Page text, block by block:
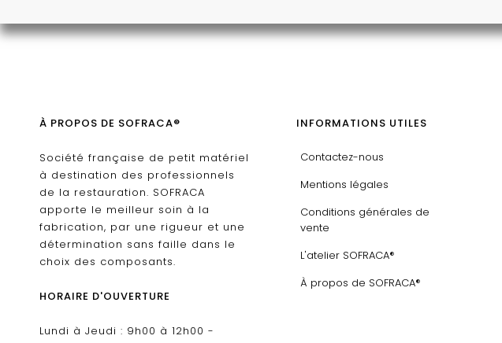
À PROPOS DE SOFRACA®
Société française de petit matériel
à destination des professionnels
de la restauration. SOFRACA
apporte le meilleur soin à la
fabrication, par une rigueur et une
détermination sans faille dans le
choix des composants.
HORAIRE D'OUVERTURE
Lundi à Jeudi : 9h00 à 12h00 -
INFORMATIONS UTILES
Contactez-nous
Mentions légales
Conditions générales de
vente
L'atelier SOFRACA®
À propos de SOFRACA®